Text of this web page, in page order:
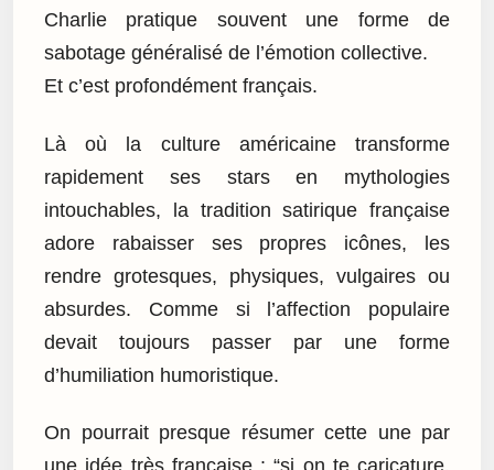
Charlie pratique souvent une forme de
sabotage généralisé de l’émotion collective.
Et c’est profondément français.
Là où la culture américaine transforme
rapidement ses stars en mythologies
intouchables, la tradition satirique française
adore rabaisser ses propres icônes, les
rendre grotesques, physiques, vulgaires ou
absurdes. Comme si l’affection populaire
devait toujours passer par une forme
d’humiliation humoristique.
On pourrait presque résumer cette une par